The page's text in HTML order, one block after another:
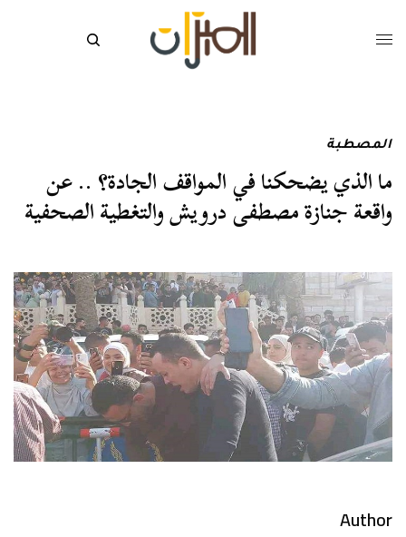
المصطبة
ما الذي يضحكنا في المواقف الجادة؟ .. عن
واقعة جنازة مصطفى درويش والتغطية الصحفية
Author